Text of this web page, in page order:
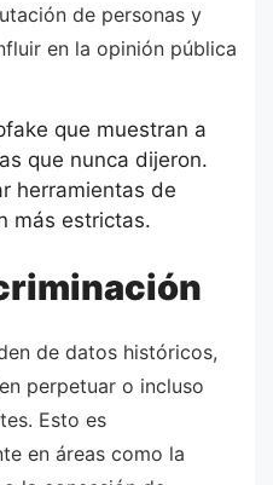
de personas y
en la opinión pública
que muestran a
que nunca dijeron.
herramientas de
más estrictas.
de datos históricos,
perpetuar o incluso
Esto es
en áreas como la